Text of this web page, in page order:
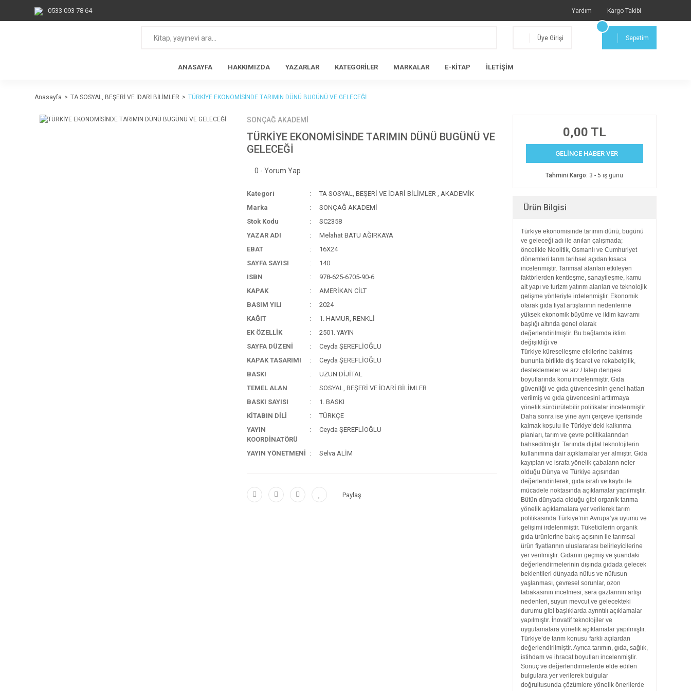
0533 093 78 64 Yardım Kargo Takibi
Üye Girişi Sepetim
ANASAYFA HAKKIMIZDA YAZARLAR KATEGORİLER MARKALAR E-KİTAP İLETİŞİM
Anasayfa TA SOSYAL, BEŞERİ VE İDARİ BİLİMLER TÜRKİYE EKONOMİSİNDE TARIMIN DÜNÜ BUGÜNÜ VE GELECEĞİ
SONÇAĞ AKADEMİ
TÜRKİYE EKONOMİSİNDE TARIMIN DÜNÜ BUGÜNÜ VE
GELECEĞİ
0 - Yorum Yap
Kategori TA SOSYAL, BEŞERİ VE İDARİ BİLİMLER , AKADEMİK
Marka
SONÇAĞ AKADEMİ
Stok Kodu
SC2358
YAZAR ADI
Melahat BATU AĞIRKAYA
EBAT
16X24
SAYFA SAYISI
140
ISBN
978-625-6705-90-6
KAPAK
AMERİKAN CİLT
BASIM YILI
2024
KAĞIT
1. HAMUR, RENKLİ
EK ÖZELLİK
2501. YAYIN
SAYFA DÜZENİ
Ceyda ŞEREFLİOĞLU
KAPAK TASARIMI
Ceyda ŞEREFLİOĞLU
BASKI
UZUN DİJİTAL
TEMEL ALAN
SOSYAL, BEŞERİ VE İDARİ BİLİMLER
BASKI SAYISI
1. BASKI
KİTABIN DİLİ
TÜRKÇE
YAYIN
KOORDİNATÖRÜ
Ceyda ŞEREFLİOĞLU
YAYIN YÖNETMENİ Selva ALİM
Paylaş
0,00 TL
GELİNCE HABER VER
Tahmini Kargo: 3 - 5 iş günü
Ürün Bilgisi
Türkiye ekonomisinde tarımın dünü, bugünü
ve geleceği adı ile anılan çalışmada;
öncelikle Neolitik, Osmanlı ve Cumhuriyet
dönemleri tarım tarihsel açıdan kısaca
incelenmiştir. Tarımsal alanları etkileyen
faktörlerden kentleşme, sanayileşme, kamu
alt yapı ve turizm yatırım alanları ve teknolojik
gelişme yönleriyle irdelenmiştir. Ekonomik
olarak gıda fiyat artışlarının nedenlerine
yüksek ekonomik büyüme ve iklim kavramı
başlığı altında genel olarak
değerlendirilmiştir. Bu bağlamda iklim
değişikliği ve
Türkiye küreselleşme etkilerine bakılmış
bununla birlikte dış ticaret ve rekabetçilik,
desteklemeler ve arz / talep dengesi
boyutlarında konu incelenmiştir. Gıda
güvenliği ve gıda güvencesinin genel hatları
verilmiş ve gıda güvencesini arttırmaya
yönelik sürdürülebilir politikalar incelenmiştir.
Daha sonra ise yine aynı çerçeve içerisinde
kalmak koşulu ile Türkiye’deki kalkınma
planları, tarım ve çevre politikalarından
bahsedilmiştir. Tarımda dijital teknolojilerin
kullanımına dair açıklamalar yer almıştır. Gıda
kayıpları ve israfa yönelik çabaların neler
olduğu Dünya ve Türkiye açısından
değerlendirilerek, gıda israfı ve kaybı ile
mücadele noktasında açıklamalar yapılmıştır.
Bütün dünyada olduğu gibi organik tarıma
yönelik açıklamalara yer verilerek tarım
politikasında Türkiye’nin Avrupa’ya uyumu ve
gelişimi irdelenmiştir. Tüketicilerin organik
gıda ürünlerine bakış açısının ile tarımsal
ürün fiyatlarının uluslararası belirleyicilerine
yer verilmiştir. Gıdanın geçmiş ve şuandaki
değerlendirmelerinin dışında gıdada gelecek
beklentileri dünyada nüfus ve nüfusun
yaşlanması, çevresel sorunlar, ozon
tabakasının incelmesi, sera gazlarının artışı
nedenleri, suyun mevcut ve gelecekteki
durumu gibi başlıklarda ayrıntılı açıklamalar
yapılmıştır. İnovatif teknolojiler ve
uygulamalara yönelik açıklamalar yapılmıştır.
Türkiye’de tarım konusu farklı açılardan
değerlendirilmiştir.Ayrıca tarımın, gıda, sağlık,
istihdam ve ihracat boyutları incelenmiştir.
Sonuç ve değerlendirmelerde elde edilen
bulgulara yer verilerek bulgular
doğrultusunda çözümlere yönelik önerilerde